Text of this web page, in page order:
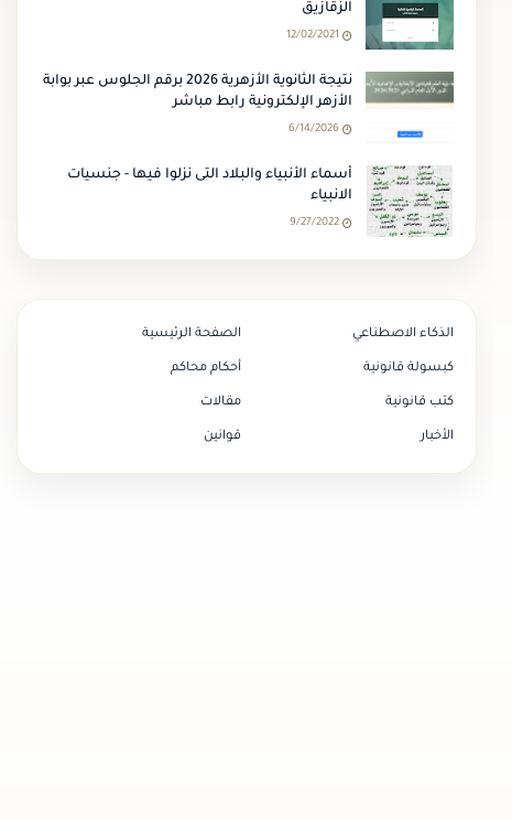
الزقازيق
12/02/2021
نتيجة الثانوية الأزهرية 2026 برقم الجلوس عبر بوابة
الأزهر الإلكترونية رابط مباشر
6/14/2026
أسماء الأنبياء والبلاد التى نزلوا فيها - جنسيات
الانبياء
9/27/2022
الصفحة الرئيسية الذكاء الاصطناعي
أحكام محاكم كبسولة قانونية
مقالات كتب قانونية
قوانين الأخبار